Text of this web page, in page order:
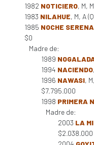
1982 NOTICIERO, M,
1983 NILAHUE, M, A
1985 NOCHE SERENA
$0
Madre de:
1989
1994 NACIENDO
1996 NAWASI,
$7.795.000
1998 PRIMERA
Madre de:
2003 LA
$2.038.000